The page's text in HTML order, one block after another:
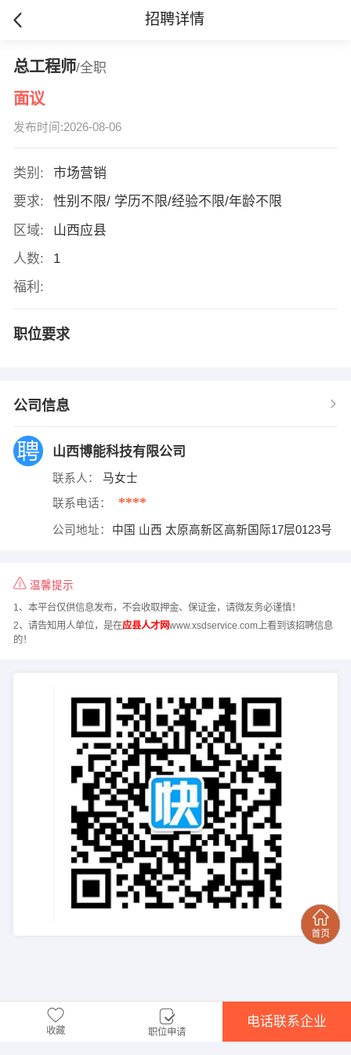
招聘详情
总工程师/全职
面议
发布时间:2026-08-06
类别:
市场营销
要求:
性别不限/ 学历不限/经验不限/年龄不限
区域:
山西应县
人数:
1
福利:
职位要求
公司信息
山西博能科技有限公司
联系人： 马女士
联系电话： ****
公司地址： 中国 山西 太原高新区高新国际17层0123号
温馨提示
1、本平台仅供信息发布，不会收取押金、保证金，请微友务必谨慎！
2、请告知用人单位，是在应县人才网www.xsdservice.com上看到该招聘信息
的！
收藏 职位申请
电话联系企业